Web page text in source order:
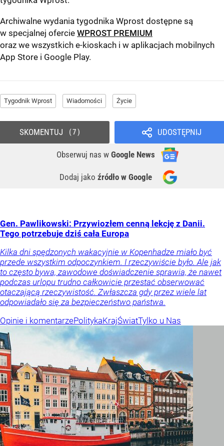
Archiwalne wydania tygodnika Wprost dostępne są
w specjalnej ofercie WPROST PREMIUM
oraz we wszystkich e-kioskach i w aplikacjach mobilnych
App Store i Google Play.
Tygodnik Wprost Wiadomości Życie
UDOSTĘPNIJ
Obserwuj nas w Google News
Dodaj jako źródło w Google
SKOMENTUJ 7
Gen. Pawlikowski: Przywiozłem cenną lekcję z Danii.
Tego potrzebuje dziś cała Europa
Kilka dni spędzonych wakacyjnie w Kopenhadze miało być
przede wszystkim odpoczynkiem. I rzeczywiście było. Ale jak
to często bywa, zawodowe doświadczenie sprawia, że nawet
podczas urlopu trudno całkowicie przestać obserwować
otaczającą rzeczywistość. Zwłaszcza gdy przez wiele lat
odpowiadało się za bezpieczeństwo państwa.
Opinie i komentarzePolitykaKrajŚwiatTylko u Nas